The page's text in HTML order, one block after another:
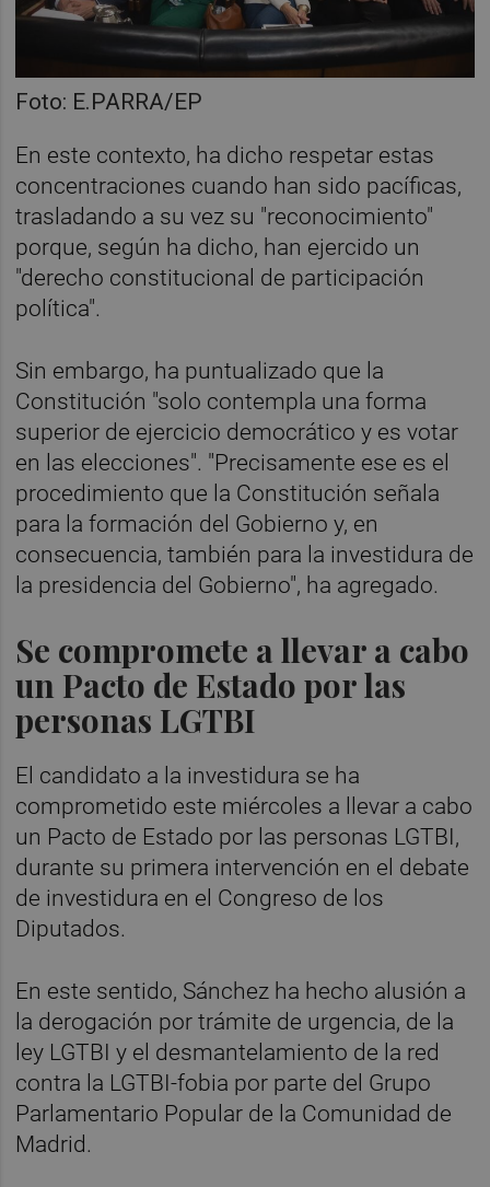
Foto: E.PARRA/EP
En este contexto, ha dicho respetar estas
concentraciones cuando han sido pacíficas,
trasladando a su vez su "reconocimiento"
porque, según ha dicho, han ejercido un
"derecho constitucional de participación
política".
Sin embargo, ha puntualizado que la
Constitución "solo contempla una forma
superior de ejercicio democrático y es votar
en las elecciones". "Precisamente ese es el
procedimiento que la Constitución señala
para la formación del Gobierno y, en
consecuencia, también para la investidura de
la presidencia del Gobierno", ha agregado.
Se compromete a llevar a cabo
un Pacto de Estado por las
personas LGTBI
El candidato a la investidura se ha
comprometido este miércoles a llevar a cabo
un Pacto de Estado por las personas LGTBI,
durante su primera intervención en el debate
de investidura en el Congreso de los
Diputados.
En este sentido, Sánchez ha hecho alusión a
la derogación por trámite de urgencia, de la
ley LGTBI y el desmantelamiento de la red
contra la LGTBI-fobia por parte del Grupo
Parlamentario Popular de la Comunidad de
Madrid.